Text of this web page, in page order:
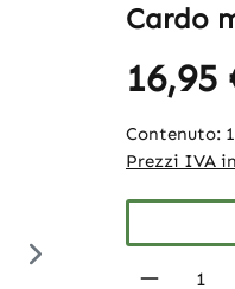
Cardo
16,95
Contenuto:
Prezzi IVA